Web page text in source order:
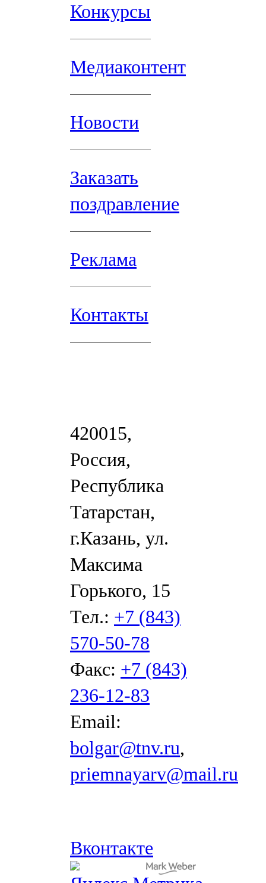
Конкурсы
Медиаконтент
Новости
Заказать
поздравление
Реклама
Контакты
420015,
Россия,
Республика
Татарстан,
г.Казань, ул.
Максима
Горького, 15
Тел.: +7 (843)
570-50-78
Факс: +7 (843)
236-12-83
Email:
bolgar@tnv.ru,
priemnayarv@mail.ru
Вконтакте